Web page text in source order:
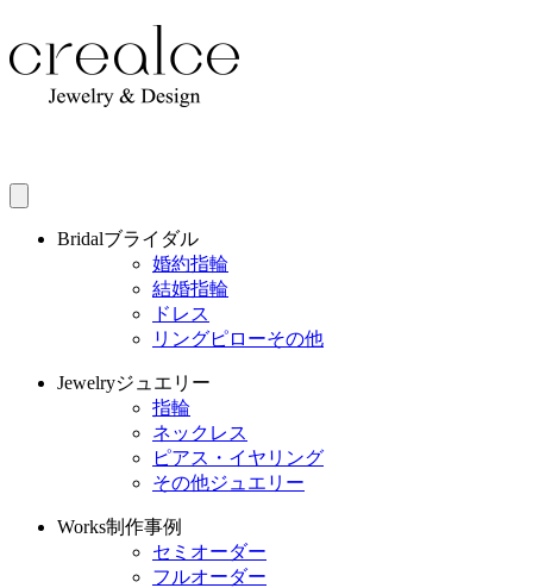
Bridalブライダル
婚約指輪
結婚指輪
ドレス
リングピローその他
Jewelryジュエリー
指輪
ネックレス
ピアス・イヤリング
その他ジュエリー
Works制作事例
セミオーダー
フルオーダー